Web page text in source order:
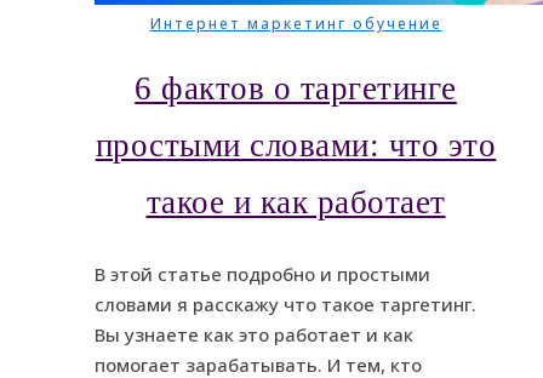
Интернет маркетинг обучение
6 фактов о таргетинге
простыми словами: что это
такое и как работает
В этой статье подробно и простыми
словами я расскажу что такое таргетинг.
Вы узнаете как это работает и как
помогает зарабатывать. И тем, кто